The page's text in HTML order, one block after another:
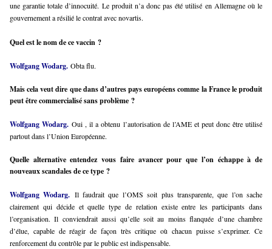
une garantie totale d’innocuité. Le produit n’a donc pas été utilisé en Allemagne où le
gouvernement a résilié le contrat avec novartis.
Quel est le nom de ce vaccin ?
Wolfgang Wodarg. Obta flu.
Mais cela veut dire que dans d’autres pays européens comme la France le produit
peut être commercialisé sans problème ?
Wolfgang Wodarg. Oui , il a obtenu l’autorisation de l’AME et peut donc être utilisé
partout dans l’Union Européenne.
Quelle alternative entendez vous faire avancer pour que l’on échappe à de
nouveaux scandales de ce type ?
Wolfgang Wodarg. Il faudrait que l’OMS soit plus transparente, que l’on sache
clairement qui décide et quelle type de relation existe entre les participants dans
l’organisation. Il conviendrait aussi qu’elle soit au moins flanquée d’une chambre
d’élue, capable de réagir de façon très critique où chacun puisse s’exprimer. Ce
renforcement du contrôle par le public est indispensable.